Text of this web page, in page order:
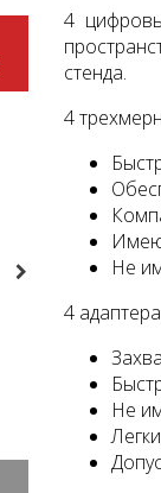
Nordberg
152000 руб.
Next
4
стенда.
4
Не
4
Не